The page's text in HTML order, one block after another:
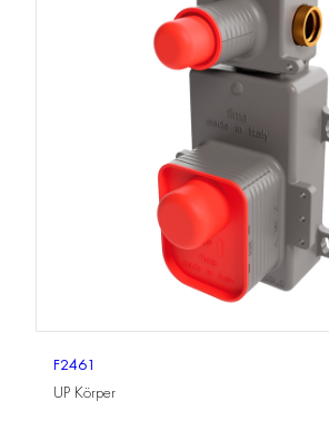
F2461
UP Körper